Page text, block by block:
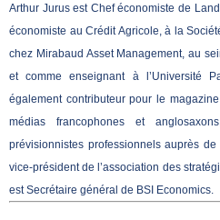
Arthur Jurus est Chef économiste de
économiste au Crédit Agricole, à la
chez Mirabaud Asset Management, au
et comme enseignant à l’Université
également contributeur pour le
médias francophones et
prévisionnistes professionnels auprès
vice-président de l’association des
est Secrétaire général de BSI Economics.